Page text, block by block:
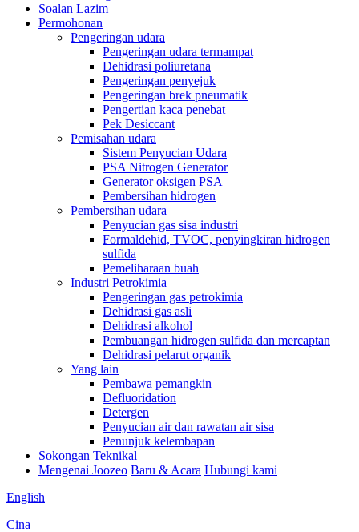
Soalan Lazim
Permohonan
Pengeringan udara
Pengeringan udara termampat
Dehidrasi poliuretana
Pengeringan penyejuk
Pengeringan brek pneumatik
Pengertian kaca penebat
Pek Desiccant
Pemisahan udara
Sistem Penyucian Udara
PSA Nitrogen Generator
Generator oksigen PSA
Pembersihan hidrogen
Pembersihan udara
Penyucian gas sisa industri
Formaldehid, TVOC, penyingkiran hidrogen
sulfida
Pemeliharaan buah
Industri Petrokimia
Pengeringan gas petrokimia
Dehidrasi gas asli
Dehidrasi alkohol
Pembuangan hidrogen sulfida dan mercaptan
Dehidrasi pelarut organik
Yang lain
Pembawa pemangkin
Defluoridation
Detergen
Penyucian air dan rawatan air sisa
Penunjuk kelembapan
Sokongan Teknikal
Mengenai Joozeo Baru & Acara Hubungi kami
English
Cina